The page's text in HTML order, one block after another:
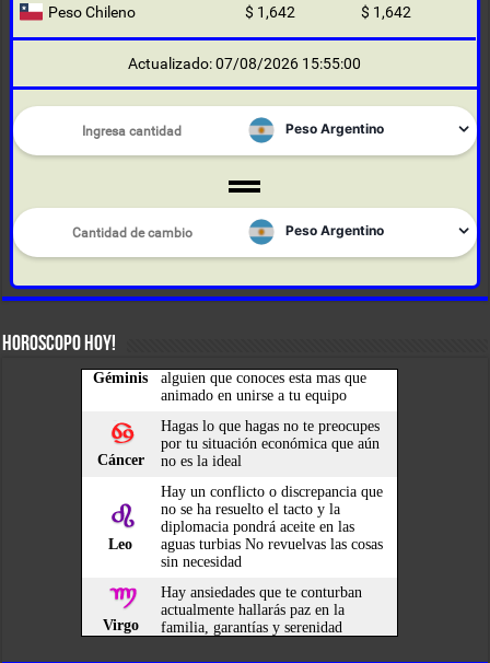
Peso Chileno $ 1,642 $ 1,642
Actualizado: 07/08/2026 15:55:00
HOROSCOPO HOY!